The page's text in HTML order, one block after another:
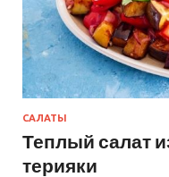
САЛАТЫ
Теплый салат
терияки